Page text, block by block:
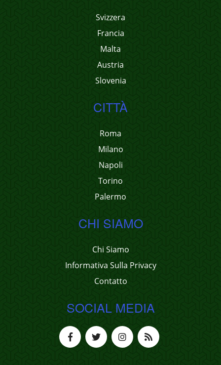
Svizzera
Francia
Malta
Austria
Slovenia
CITTÀ
Roma
Milano
Napoli
Torino
Palermo
CHI SIAMO
Chi Siamo
Informativa Sulla Privacy
Contatto
SOCIAL MEDIA